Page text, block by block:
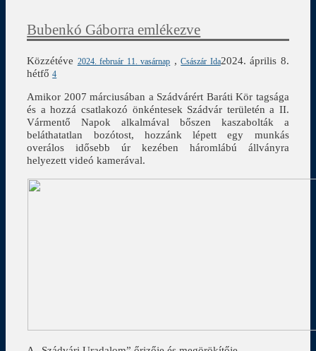
Bubenkó Gáborra emlékezve
Közzétéve 2024. február 11. vasárnap ,Császár Ida2024. április 8.
hétfő 4
Amikor 2007 márciusában a Szádvárért Baráti Kör tagsága
és a hozzá csatlakozó önkéntesek Szádvár területén a II.
Vármentő Napok alkalmával bőszen kaszabolták a
beláthatatlan bozótost, hozzánk lépett egy munkás
overálos idősebb úr kezében háromlábú állványra
helyezett videó kamerával.